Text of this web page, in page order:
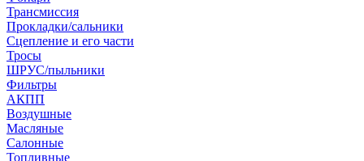
Трансмиссия
Прокладки/сальники
Сцепление и его части
Тросы
ШРУС/пыльники
Фильтры
АКПП
Воздушные
Масляные
Салонные
Топливные